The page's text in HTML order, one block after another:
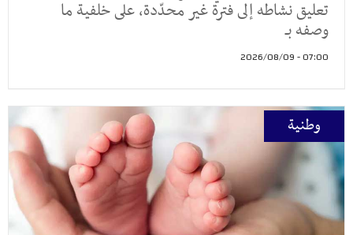
تعليق نشاطه إلى فترة غير محدّدة، على خلفية ما
وصفه بـ
07:00 - 2026/08/09
وطنية